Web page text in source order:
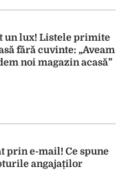
un lux! Listele primite
fără cuvinte: „Aveam
noi magazin acasă”
prin e-mail! Ce spune
angajaților